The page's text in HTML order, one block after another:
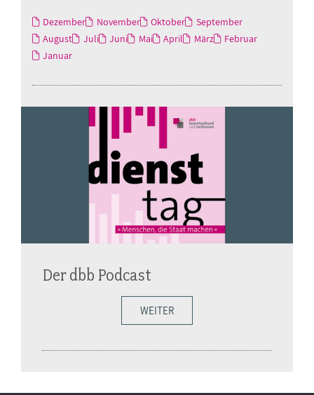
Dezember November Oktober
September
August
Juli Juni Mai April März
Februar
Januar
Der dbb Podcast
WEITER